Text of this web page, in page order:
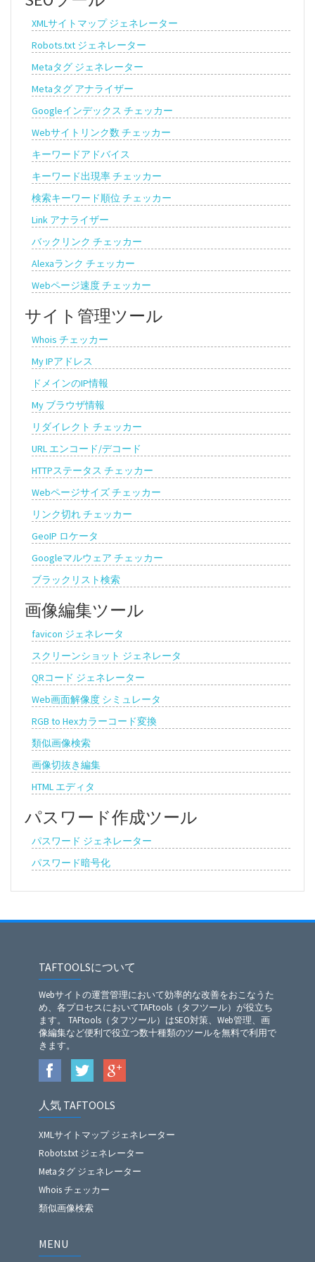
XMLサイトマップ ジェネレーター
Robots.txt ジェネレーター
Metaタグ ジェネレーター
Metaタグ アナライザー
Googleインデックス チェッカー
Webサイトリンク数 チェッカー
キーワードアドバイス
キーワード出現率 チェッカー
検索キーワード順位 チェッカー
Link アナライザー
バックリンク チェッカー
Alexaランク チェッカー
Webページ速度 チェッカー
サイト管理ツール
Whois チェッカー
My IPアドレス
ドメインのIP情報
My ブラウザ情報
リダイレクト チェッカー
URL エンコード/デコード
HTTPステータス チェッカー
Webページサイズ チェッカー
リンク切れ チェッカー
GeoIP ロケータ
Googleマルウェア チェッカー
ブラックリスト検索
画像編集ツール
favicon ジェネレータ
スクリーンショット ジェネレータ
QRコード ジェネレーター
Web画面解像度 シミュレータ
RGB to Hexカラーコード変換
類似画像検索
画像切抜き編集
HTML エディタ
パスワード作成ツール
パスワード ジェネレーター
パスワード暗号化
TAFTOOLSについて
Webサイトの運営管理において効率的な改善をおこなうた
め、各プロセスにおいてTAFtools（タフツール）が役立ち
ます。 TAFtools（タフツール）はSEO対策、Web管理、画
像編集など便利で役立つ数十種類のツールを無料で利用で
きます。
人気 TAFTOOLS
XMLサイトマップ ジェネレーター
Robots.txt ジェネレーター
Metaタグ ジェネレーター
Whois チェッカー
類似画像検索
MENU